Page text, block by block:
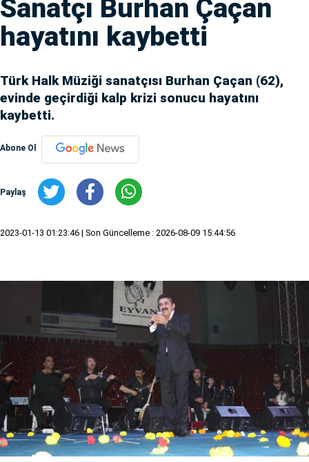
Sanatçı Burhan Çaçan
hayatını kaybetti
Türk Halk Müziği sanatçısı Burhan Çaçan (62),
evinde geçirdiği kalp krizi sonucu hayatını
kaybetti.
Abone Ol
Paylaş
2023-01-13 01:23:46 | Son Güncelleme : 2026-08-09 15:44:56